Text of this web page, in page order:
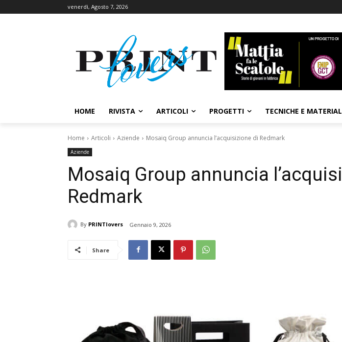
venerdì, Agosto 7, 2026
HOME RIVISTA ARTICOLI PROGETTI TECNICHE E
Home Articoli Aziende Mosaiq Group annuncia l’acquisizione di Redmark
Aziende
Mosaiq Group annuncia
Redmark
By PRINTlovers Gennaio 9, 2026
Share